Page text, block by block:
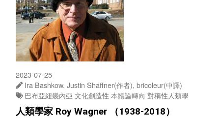
2023-07-25
Ira Bashkow, Justin Shaffner(作者), bricoleur(中譯)
巴布亞紐幾內亞 文化創造性 本體論轉向 對稱性人類學
人類學家 Roy Wagner （1938-2018）